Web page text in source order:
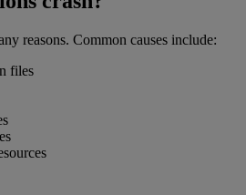
reasons. Common causes include:
files